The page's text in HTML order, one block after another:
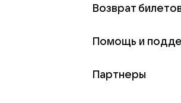
Возврат
Помощь и
Партнеры